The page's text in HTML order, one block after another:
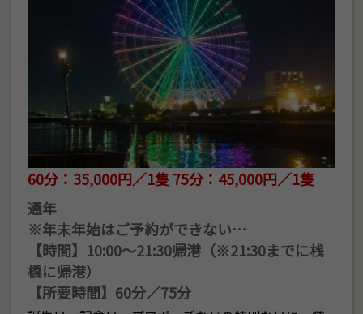
60分：35,000円／1隻 75分：45,000円／1隻
通年
※年末年始はご予約ができない…
【時間】10:00～21:30帰港（※21:30までに桟
橋に帰港）
【所要時間】60分／75分